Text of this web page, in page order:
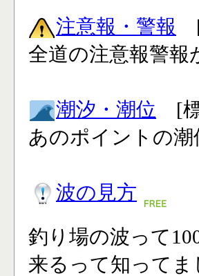
注意報・警報 [
全道の注意報警
潮汐・潮位 [
あのポイントの
波の見方
釣り場の波って
来るって知ってま